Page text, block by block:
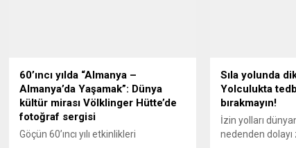
60’ıncı yılda “Almanya –
Almanya’da Yaşamak”: Dünya
kültür mirası Völklinger Hütte’de
fotoğraf sergisi
Göçün 60’ıncı yılı etkinlikleri
Sıla yolunda
Yolculukta
bırakmayın!
İzin yolları
nedenden